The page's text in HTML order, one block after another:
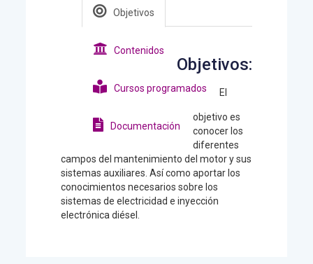
Objetivos
Contenidos
Cursos programados
Documentación
Objetivos:
El
objetivo es
conocer los
diferentes
campos del mantenimiento del motor y sus
sistemas auxiliares. Así como aportar los
conocimientos necesarios sobre los
sistemas de electricidad e inyección
electrónica diésel.